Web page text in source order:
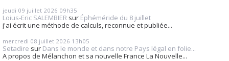
jeudi 09 juillet 2026 09h35
Loius-Eric SALEMBIER sur Éphéméride du 8 juillet
j'ai écrit une méthode de calculs, reconnue et publiée...
mercredi 08 juillet 2026 13h05
Setadire sur Dans le monde et dans notre Pays légal en folie...
A propos de Mélanchon et sa nouvelle France La Nouvelle...